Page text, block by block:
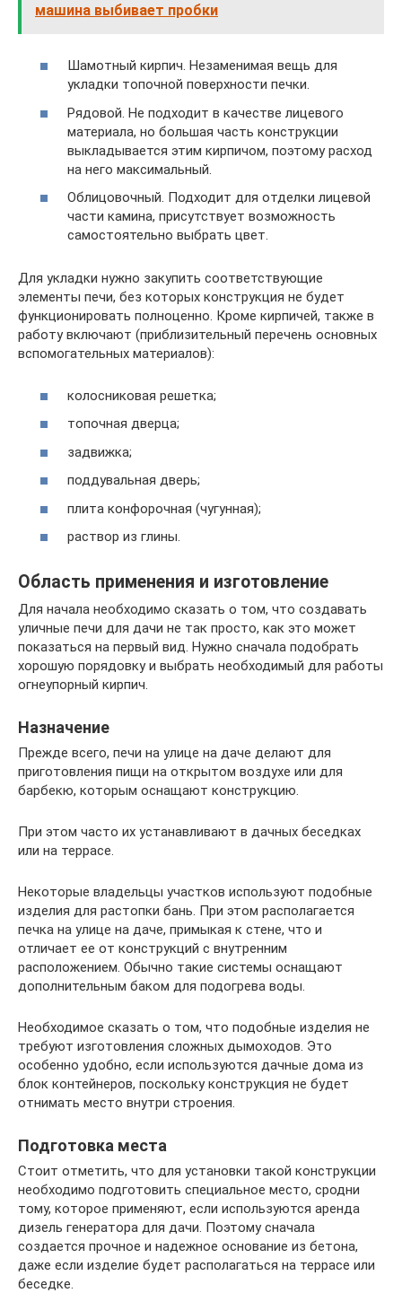
машина выбивает пробки
Шамотный кирпич. Незаменимая вещь для
укладки топочной поверхности печки.
Рядовой. Не подходит в качестве лицевого
материала, но большая часть конструкции
выкладывается этим кирпичом, поэтому расход
на него максимальный.
Облицовочный. Подходит для отделки лицевой
части камина, присутствует возможность
самостоятельно выбрать цвет.
Для укладки нужно закупить соответствующие
элементы печи, без которых конструкция не будет
функционировать полноценно. Кроме кирпичей, также в
работу включают (приблизительный перечень основных
вспомогательных материалов):
колосниковая решетка;
топочная дверца;
задвижка;
поддувальная дверь;
плита конфорочная (чугунная);
раствор из глины.
Область применения и изготовление
Для начала необходимо сказать о том, что создавать
уличные печи для дачи не так просто, как это может
показаться на первый вид. Нужно сначала подобрать
хорошую порядовку и выбрать необходимый для работы
огнеупорный кирпич.
Назначение
Прежде всего, печи на улице на даче делают для
приготовления пищи на открытом воздухе или для
барбекю, которым оснащают конструкцию.
При этом часто их устанавливают в дачных беседках
или на террасе.
Некоторые владельцы участков используют подобные
изделия для растопки бань. При этом располагается
печка на улице на даче, примыкая к стене, что и
отличает ее от конструкций с внутренним
расположением. Обычно такие системы оснащают
дополнительным баком для подогрева воды.
Необходимое сказать о том, что подобные изделия не
требуют изготовления сложных дымоходов. Это
особенно удобно, если используются дачные дома из
блок контейнеров, поскольку конструкция не будет
отнимать место внутри строения.
Подготовка места
Стоит отметить, что для установки такой конструкции
необходимо подготовить специальное место, сродни
тому, которое применяют, если используются аренда
дизель генератора для дачи. Поэтому сначала
создается прочное и надежное основание из бетона,
даже если изделие будет располагаться на террасе или
беседке.